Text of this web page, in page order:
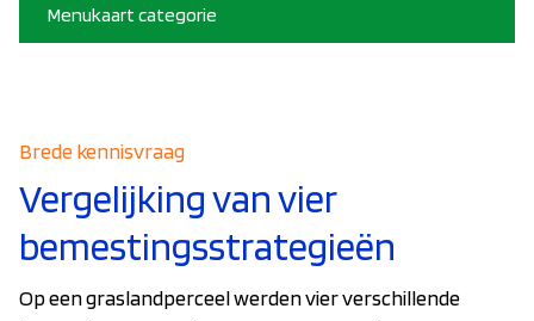
Menukaart categorie
Brede kennisvraag
Vergelijking van vier
bemestingsstrategieën
Op een graslandperceel werden vier verschillende